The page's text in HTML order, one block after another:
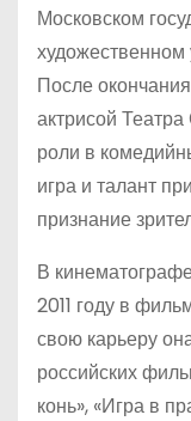
Московском
После
актрисой
роли в
игра и талант
признание
В
2011 году в
свою карьеру
российских
конь», «Игра в